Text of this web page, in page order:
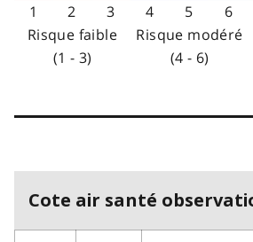
1 2 3 4 5 6
Risque faible
(1 - 3)
Risque modéré
(4 - 6)
Cote air santé